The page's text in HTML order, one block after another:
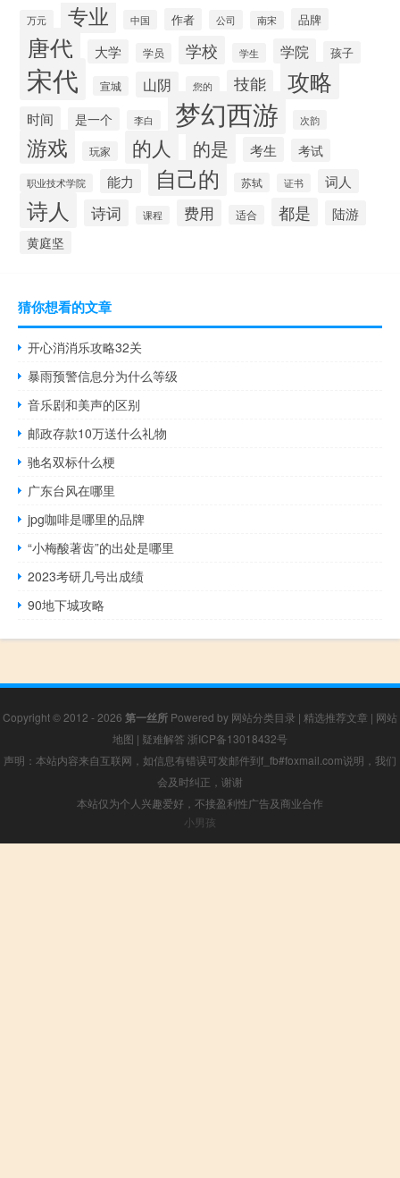
万元 专业 中国 作者 公司 南宋 品牌
唐代 大学 学员 学校 学生 学院 孩子
宋代 宣城 山阴 您的 技能 攻略
时间 是一个 李白 梦幻西游 次韵
游戏 玩家 的人 的是 考生 考试
职业技术学院 能力 自己的 苏轼 证书 词人
诗人 诗词 课程 费用 适合 都是 陆游
黄庭坚
猜你想看的文章
开心消消乐攻略32关
暴雨预警信息分为什么等级
音乐剧和美声的区别
邮政存款10万送什么礼物
驰名双标什么梗
广东台风在哪里
jpg咖啡是哪里的品牌
“小梅酸著齿”的出处是哪里
2023考研几号出成绩
90地下城攻略
Copyright © 2012 - 2026 第一丝所 Powered by 网站分类目录 | 精选推荐文章 | 网站
地图 | 疑难解答 浙ICP备13018432号
声明：本站内容来自互联网，如信息有错误可发邮件到f_fb#foxmail.com说明，我们
会及时纠正，谢谢
本站仅为个人兴趣爱好，不接盈利性广告及商业合作
小男孩